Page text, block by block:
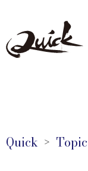
Quick ＞ Topic